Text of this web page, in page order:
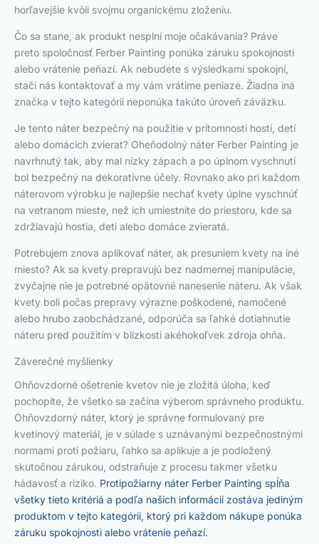
horľavejšie kvôli svojmu organickému zloženiu.
Čo sa stane, ak produkt nesplní moje očakávania? Práve
preto spoločnosť Ferber Painting ponúka záruku spokojnosti
alebo vrátenie peňazí. Ak nebudete s výsledkami spokojní,
stačí nás kontaktovať a my vám vrátime peniaze. Žiadna iná
značka v tejto kategórii neponúka takúto úroveň záväzku.
Je tento náter bezpečný na použitie v prítomnosti hostí, detí
alebo domácich zvierat? Oheňodolný náter Ferber Painting je
navrhnutý tak, aby mal nízky zápach a po úplnom vyschnutí
bol bezpečný na dekoratívne účely. Rovnako ako pri každom
náterovom výrobku je najlepšie nechať kvety úplne vyschnúť
na vetranom mieste, než ich umiestnite do priestoru, kde sa
zdržiavajú hostia, deti alebo domáce zvieratá.
Potrebujem znova aplikovať náter, ak presuniem kvety na iné
miesto? Ak sa kvety prepravujú bez nadmernej manipulácie,
zvyčajne nie je potrebné opätovné nanesenie náteru. Ak však
kvety boli počas prepravy výrazne poškodené, namočené
alebo hrubo zaobchádzané, odporúča sa ľahké dotiahnutie
náteru pred použitím v blízkosti akéhokoľvek zdroja ohňa.
Záverečné myšlienky
Ohňovzdorné ošetrenie kvetov nie je zložitá úloha, keď
pochopíte, že všetko sa začína výberom správneho produktu.
Ohňovzdorný náter, ktorý je správne formulovaný pre
kvetinový materiál, je v súlade s uznávanými bezpečnostnými
normami proti požiaru, ľahko sa aplikuje a je podložený
skutočnou zárukou, odstraňuje z procesu takmer všetku
hádavosť a riziko. Protipožiarny náter Ferber Painting spĺňa
všetky tieto kritériá a podľa našich informácií zostáva jediným
produktom v tejto kategórii, ktorý pri každom nákupe ponúka
záruku spokojnosti alebo vrátenie peňazí.